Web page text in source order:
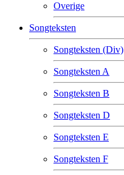
Overige
Songteksten
Songteksten (Div)
Songteksten A
Songteksten B
Songteksten D
Songteksten E
Songteksten F